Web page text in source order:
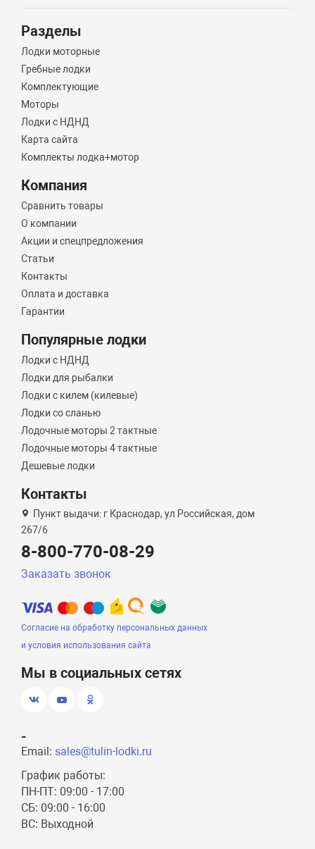
Разделы
Лодки моторные
Гребные лодки
Комплектующие
Моторы
Лодки с НДНД
Карта сайта
Комплекты лодка+мотор
Компания
Сравнить товары
О компании
Акции и спецпредложения
Статьи
Контакты
Оплата и доставка
Гарантии
Популярные лодки
Лодки с НДНД
Лодки для рыбалки
Лодки с килем (килевые)
Лодки со сланью
Лодочные моторы 2 тактные
Лодочные моторы 4 тактные
Дешевые лодки
Контакты
Пункт выдачи: г Краснодар, ул Российская, дом
267/6
8-800-770-08-29
Заказать звонок
Согласие на обработку персональных данных
и условия использования сайта
Мы в социальных сетях
-
Email: sales@tulin-lodki.ru
График работы:
ПН-ПТ: 09:00 - 17:00
СБ: 09:00 - 16:00
ВС: Выходной